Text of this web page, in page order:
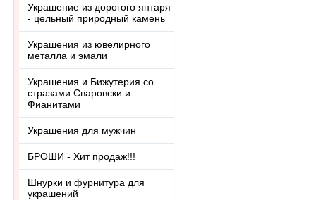
Украшение из дорогого янтаря
- цельный природный камень
Украшения из ювелирного
металла и эмали
Украшения и Бижутерия со
стразами Сваровски и
Фианитами
Украшения для мужчин
БРОШИ - Хит продаж!!!
Шнурки и фурнитура для
украшений